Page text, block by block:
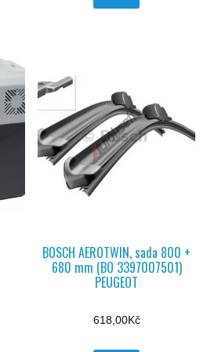
BOSCH AEROTWIN, sada 800 +
680 mm (BO 3397007501)
PEUGEOT
618,00Kč